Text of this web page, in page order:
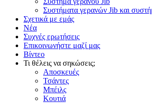
Συστήματα γερανών Jib και
Σχετικά με εμάς
Νέα
Συχνές ερωτήσεις
Επικοινωνήστε μαζί μας
Βίντεο
Τι θέλεις να σηκώσεις;
Αποσκευές
Τσάντες
Μπέιλς
Κουτιά